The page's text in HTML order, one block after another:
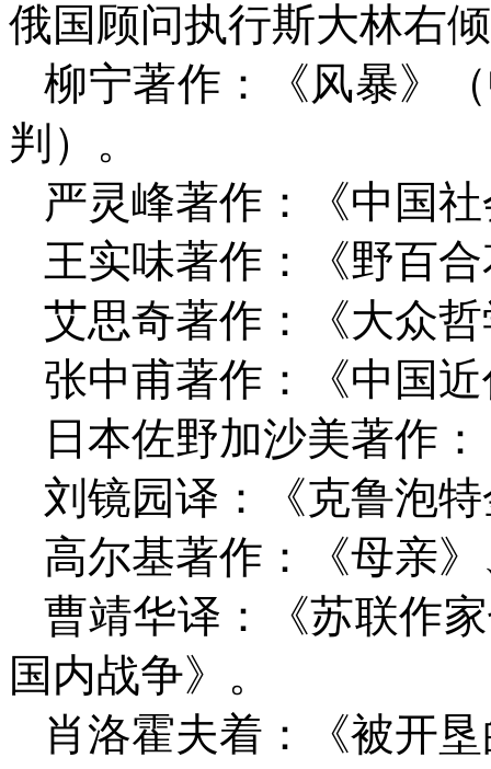
俄国顾问执行斯大林右
柳宁著作：《风暴》
判）。
严灵峰著作：《中国
王实味著作：《野百
艾思奇著作：《大众
张中甫著作：《中国
日本佐野加沙美著作
刘镜园译：《克鲁泡
高尔基著作：《母亲
曹靖华译：《苏联作
国内战争》。
肖洛霍夫着：《被开